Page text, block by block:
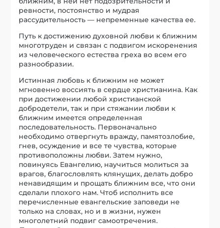
ревности, постоянство и мудрая
рассудительность — непременные качества ее.
Путь к достижению духовной любви к ближним
многотруден и связан с подвигом искоренения
из человеческого естества греха во всем его
разнообразии.
Истинная любовь к ближним не может
мгновенно воссиять в сердце христианина. Как
при достижении любой христианской
добродетели, так и при стяжании любви к
ближним имеется определенная
последовательность. Первоначально
необходимо отвергнуть вражду, памятозлобие,
гнев, осуждение и все те чувства, которые
противоположны любви. Затем нужно,
повинуясь Евангелию, научиться молиться за
врагов, благословлять клянущих, делать добро
ненавидящим и прощать ближним все, что они
сделали плохого нам. Чтоб исполнить все
перечисленные евангельские заповеди не
только на словах, но и в жизни, нужен
многолетний подвиг самоотречения.